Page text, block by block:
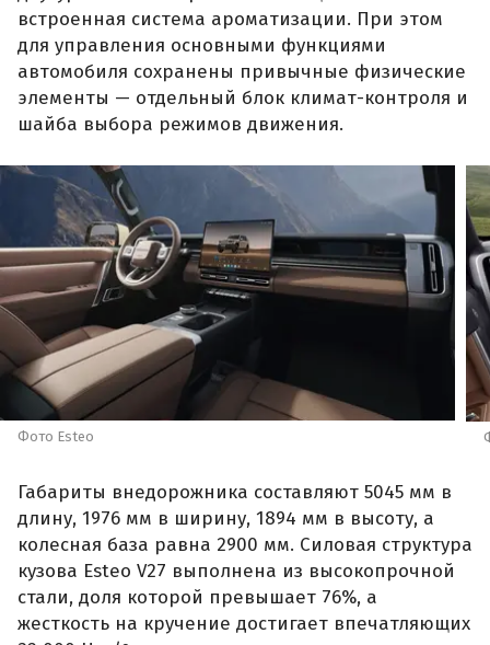
встроенная система ароматизации. При этом
для управления основными функциями
автомобиля сохранены привычные физические
элементы — отдельный блок климат-контроля и
шайба выбора режимов движения.
Фото Esteo
Габариты внедорожника составляют 5045 мм в
длину, 1976 мм в ширину, 1894 мм в высоту, а
колесная база равна 2900 мм. Силовая структура
кузова Esteo V27 выполнена из высокопрочной
стали, доля которой превышает 76%, а
жесткость на кручение достигает впечатляющих